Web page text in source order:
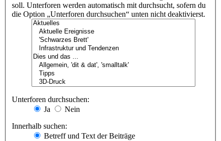
soll. Unterforen werden automatisch mit durchsucht, sofern du
die Option „Unterforen durchsuchen“ unten nicht deaktivierst.
Unterforen durchsuchen:
Ja
Nein
Innerhalb suchen:
Betreff und Text der Beiträge